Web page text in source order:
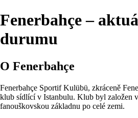
Fenerbahçe –
durumu
O Fenerbahçe
Fenerbahçe Sportif Kulübü, zkráceně
klub sídlící v Istanbulu. Klub byl založen
fanouškovskou základnu po celé zemi.